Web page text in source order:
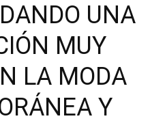
UNA
MUY
LA MODA
Y